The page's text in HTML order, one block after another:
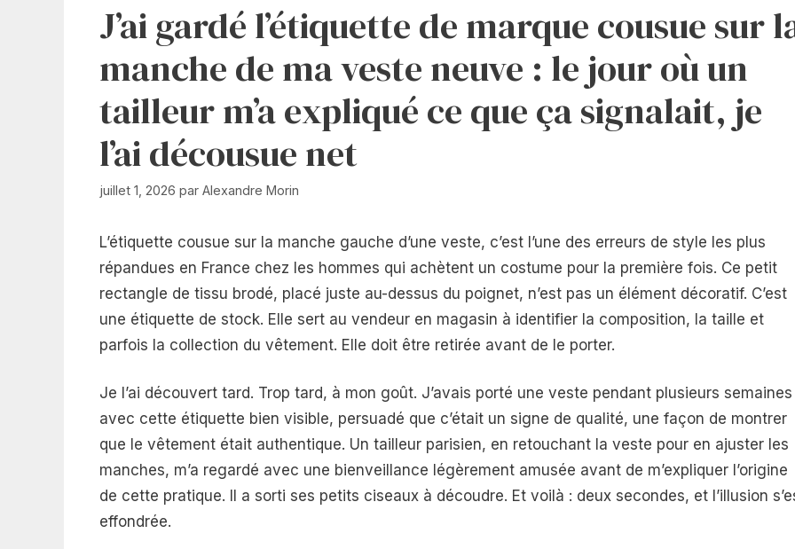
J’ai gardé l’étiquette de marque cousue sur
manche de ma veste neuve : le jour où un
tailleur m’a expliqué ce que ça signalait, je
l’ai décousue net
juillet 1, 2026 par Alexandre Morin
L’étiquette cousue sur la manche gauche d’une veste, c’est l’une des erreurs de style les plus
répandues en France chez les hommes qui achètent un costume pour la première fois. Ce petit
rectangle de tissu brodé, placé juste au-dessus du poignet, n’est pas un élément décoratif. C’est
une étiquette de stock. Elle sert au vendeur en magasin à identifier la composition, la taille et
parfois la collection du vêtement. Elle doit être retirée avant de le porter.
Je l’ai découvert tard. Trop tard, à mon goût. J’avais porté une veste pendant plusieurs semaines
avec cette étiquette bien visible, persuadé que c’était un signe de qualité, une façon de montrer
que le vêtement était authentique. Un tailleur parisien, en retouchant la veste pour en ajuster les
manches, m’a regardé avec une bienveillance légèrement amusée avant de m’expliquer l’origine
de cette pratique. Il a sorti ses petits ciseaux à découdre. Et voilà : deux secondes, et l’illusion
effondrée.